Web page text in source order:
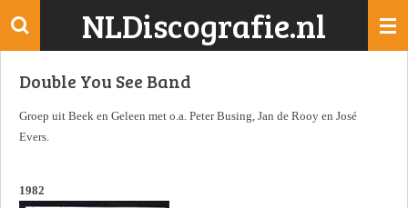
Ga
de
NLDiscografie.nl
Double You See Band
Groep uit Beek en Geleen met o.a. Peter Busing, Jan de Rooy en José
Evers.
1982